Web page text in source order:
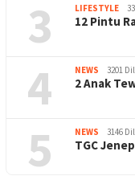
3 LIFESTYLE
12 Pintu
4 NEWS 3201
2 Anak
5 NEWS 3146
TGC